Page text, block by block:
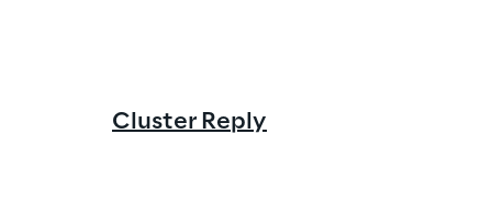
Cluster Reply